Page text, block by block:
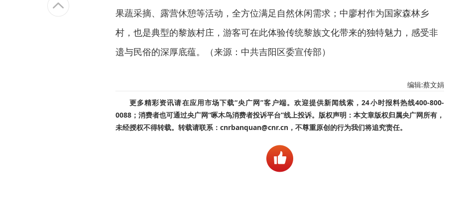
果蔬采摘、露营休憩等活动，全方位满足自然休闲需求；中廖村作为国家森林乡
村，也是典型的黎族村庄，游客可在此体验传统黎族文化带来的独特魅力，感受非
遗与民俗的深厚底蕴。（来源：中共吉阳区委宣传部）
编辑:蔡文娟
更多精彩资讯请在应用市场下载“央广网”客户端。欢迎提供新闻线索，24小时报料热线400-800-
0088；消费者也可通过央广网“啄木鸟消费者投诉平台”线上投诉。版权声明：本文章版权归属央广网所有，
未经授权不得转载。转载请联系：cnrbanquan@cnr.cn，不尊重原创的行为我们将追究责任。